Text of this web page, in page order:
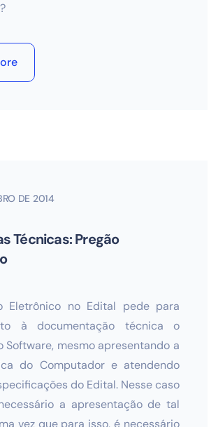
DE 2014
Técnicas: Pregão
Eletrônico no Edital pede para
à documentação técnica o
Software, mesmo apresentando a
do Computador e atendendo
do Edital. Nesse caso
a apresentação de tal
vez que para isso, é necessário